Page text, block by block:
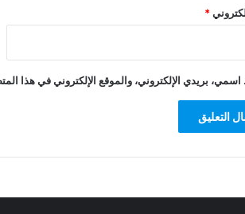
*
بريدي الإلكتروني، والموقع الإلكتروني في هذا